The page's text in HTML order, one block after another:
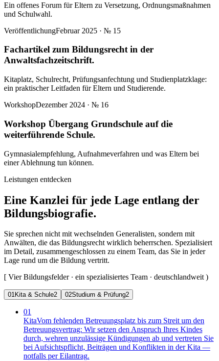
Ein offenes Forum für Eltern zu Versetzung, Ordnungsmaßnahmen
und Schulwahl.
VeröffentlichungFebruar 2025 · № 15
Fachartikel zum Bildungsrecht in der
Anwaltsfachzeitschrift.
Kitaplatz, Schulrecht, Prüfungsanfechtung und Studienplatzklage:
ein praktischer Leitfaden für Eltern und Studierende.
WorkshopDezember 2024 · № 16
Workshop Übergang Grundschule auf die
weiterführende Schule.
Gymnasialempfehlung, Aufnahmeverfahren und was Eltern bei
einer Ablehnung tun können.
Leistungen entdecken
Eine Kanzlei für jede Lage entlang der
Bildungsbiografie.
Sie sprechen nicht mit wechselnden Generalisten, sondern mit
Anwälten, die das Bildungsrecht wirklich beherrschen. Spezialisiert
im Detail, zusammengeschlossen zu einem Team, das Sie in jeder
Lage rund um die Bildung vertritt.
[ Vier Bildungsfelder · ein spezialisiertes Team · deutschlandweit)
01Kita & Schule2 02Studium & Prüfung2
01
KitaVom fehlenden Betreuungsplatz bis zum Streit um den
Betreuungsvertrag: Wir setzen den Anspruch Ihres Kindes
durch, wehren unzulässige Kündigungen ab und vertreten Sie
bei Aufsichtspflicht, Beiträgen und Konflikten in der Kita —
notfalls per Eilantrag.